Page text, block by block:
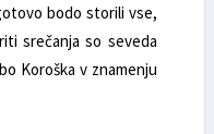
bodo storili vse,
srečanja so seveda
Koroška v znamenju